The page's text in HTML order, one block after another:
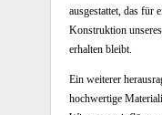
ausgestattet, das für
Konstruktion
erhalten bleibt.
Ein weiterer
hochwertige